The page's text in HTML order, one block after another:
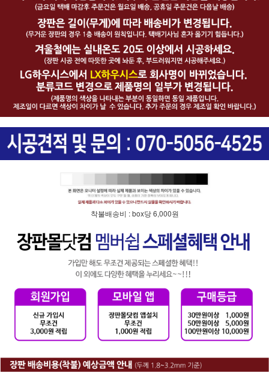
착불배송비 : box당 6,000원